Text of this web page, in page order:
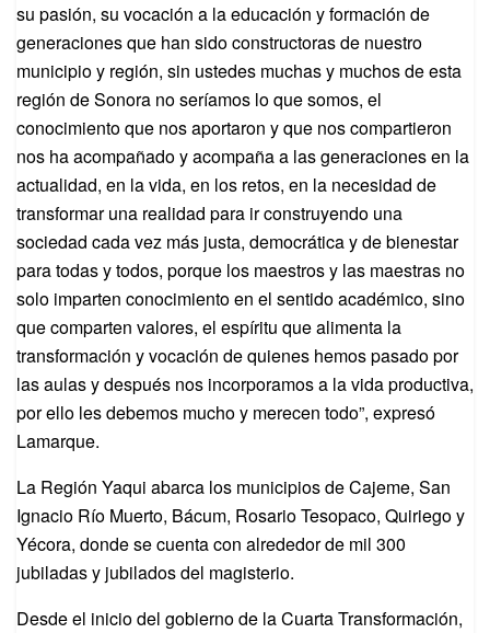
su pasión, su vocación a la educación y formación de
generaciones que han sido constructoras de nuestro
municipio y región, sin ustedes muchas y muchos de esta
región de Sonora no seríamos lo que somos, el
conocimiento que nos aportaron y que nos compartieron
nos ha acompañado y acompaña a las generaciones en la
actualidad, en la vida, en los retos, en la necesidad de
transformar una realidad para ir construyendo una
sociedad cada vez más justa, democrática y de bienestar
para todas y todos, porque los maestros y las maestras no
solo imparten conocimiento en el sentido académico, sino
que comparten valores, el espíritu que alimenta la
transformación y vocación de quienes hemos pasado por
las aulas y después nos incorporamos a la vida productiva,
por ello les debemos mucho y merecen todo”, expresó
Lamarque.
La Región Yaqui abarca los municipios de Cajeme, San
Ignacio Río Muerto, Bácum, Rosario Tesopaco, Quiriego y
Yécora, donde se cuenta con alrededor de mil 300
jubiladas y jubilados del magisterio.
Desde el inicio del gobierno de la Cuarta Transformación,